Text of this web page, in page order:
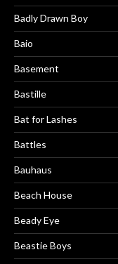
Badly Drawn Boy
Baio
Basement
Bastille
Bat for Lashes
Battles
Bauhaus
Beach House
Beady Eye
Beastie Boys